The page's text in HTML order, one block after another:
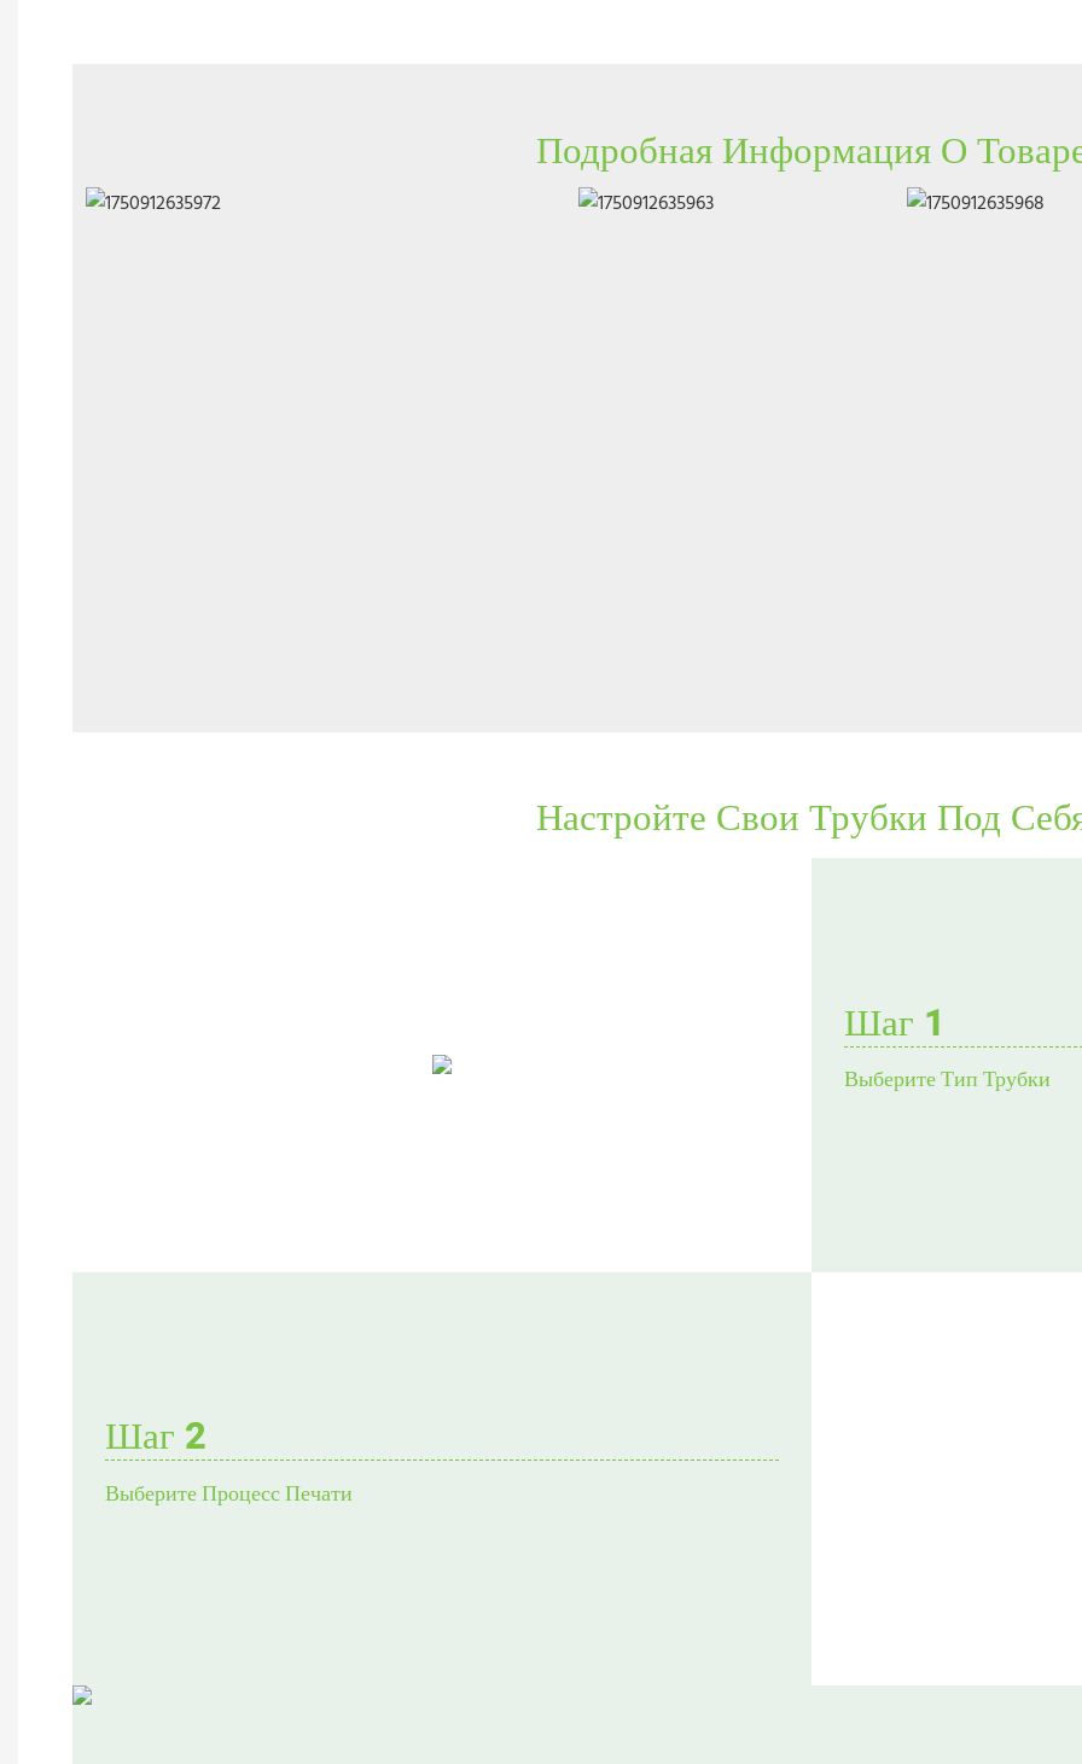
Подробная Информация О
Настройте Свои Трубки Под
Шаг 1
Выберите Тип Трубки
Шаг 2
Выберите Процесс Печати